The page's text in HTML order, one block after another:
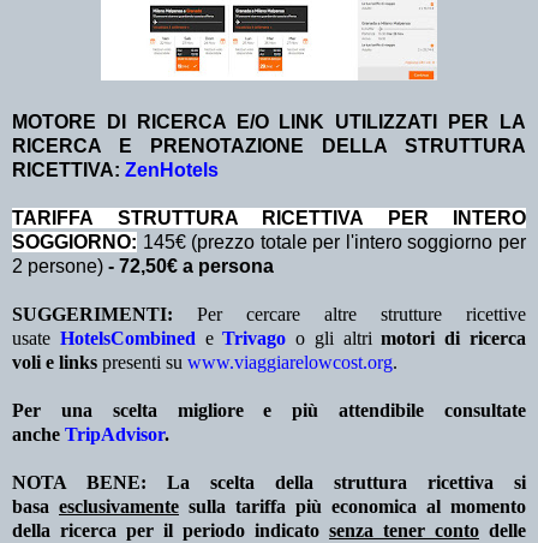
MOTORE DI RICERCA E/O LINK UTILIZZATI PER LA
RICERCA E PRENOTAZIONE DELLA STRUTTURA
RICETTIVA: ZenHotels
TA RIFFA STRUTTURA RICETTIVA PER INTERO
SOGGIORNO: 145€ (prezzo totale per l'intero soggiorno per
2 persone) - 72,50€ a persona
SUGGERIMENTI: Per cercare altre strutture ricettive
usate HotelsCombined eTrivago o gli altrimotori di ricerca
voli e links presenti su www.viaggiarelowcost.org.
Per una scelta migliore e più attendibile consultate
anche TripAdvisor.
NOTA BENE: La scelta della struttura ricettiva si
basa esclusivamente sulla tariffa più economica al momento
della ricerca per il periodo indicato senza tener conto delle